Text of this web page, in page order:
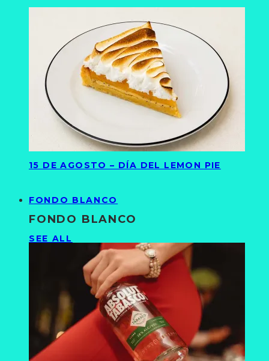
15 DE AGOSTO – DÍA DEL LEMON PIE
FONDO BLANCO
FONDO BLANCO
SEE ALL